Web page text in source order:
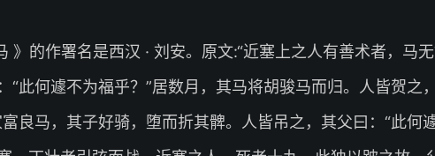
》的作署名是西汉 · 刘安。原文:“近塞上之人有善术者，马
“此何遽不为福乎？”居数月，其马将胡骏马而归。人皆贺之
良马，其子好骑，堕而折其髀。人皆吊之，其父曰：“此何